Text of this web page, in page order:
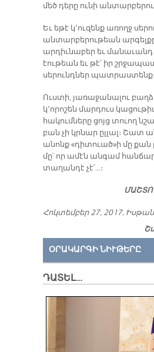
մեծ դերը ունի
Եւ եթէ կ՚ուզենք առողջ
անտարբերութեան
արդիւնաբեր եւ մանաւանդ
էութեան եւ թէ՛ իր
սերունդներ պատրաստենք։
Ուստի, յառաջանալու
կ՚որոշեն մարդուս
հակումները ցոյց տուող
բան չի կրնար ըլլալ։ Շատ
անոնք «դիտուած»ի մը քան
մը՝ որ ամէն անգամ
տաղանդէ չէ՛…։
Հոկտեմբեր 27, 2017,
ՕՐԱԿԱՐԳԻ ՆԻՒԹԵՐԸ
ԴԱՏԵԼ…